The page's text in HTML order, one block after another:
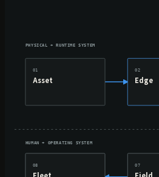
PHYSICAL + RUNTIME SYSTEM
HUMAN + OPERATING SYSTEM
01
Asset
02
Edge
07
Field
08
Fleet